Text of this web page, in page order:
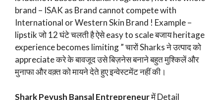
brand – ISAK as Brand cannot compete with
International or Western Skin Brand ! Example –
lipstik जो 12 घंटे चलती है ऐसे easy to scale बजाय heritage
experience becomes limiting ” चारों Sharks ने उत्पाद को
appreciate करे के बावजूद उसे बिज़नेस बनाने बहुत मुश्किलें और
मुनाफा और वक़्त को मायने देते हुए इन्वेस्टमेंट नहीं की।
Shark Peyush Bansal Entrepreneurमें Detail